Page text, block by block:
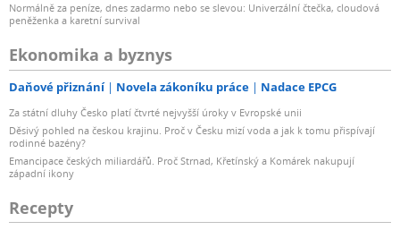
Normálně za peníze, dnes zadarmo nebo se slevou: Univerzální čtečka, cloudová
peněženka a karetní survival
Ekonomika a byznys
Daňové přiznání Novela zákoníku práce Nadace EPCG
Za státní dluhy Česko platí čtvrté nejvyšší úroky v Evropské unii
Děsivý pohled na českou krajinu. Proč v Česku mizí voda a jak k tomu přispívají
rodinné bazény?
Emancipace českých miliardářů. Proč Strnad, Křetínský a Komárek nakupují
západní ikony
Recepty